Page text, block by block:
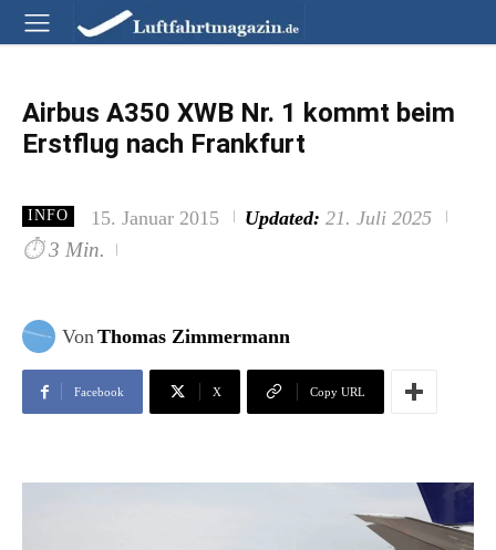
Airbus A350 XWB Nr. 1 kommt beim
Erstflug nach Frankfurt
INFO 15. Januar 2015 Updated: 21. Juli 2025
⏱ 3 Min.
VonThomas Zimmermann
Facebook X Copy URL